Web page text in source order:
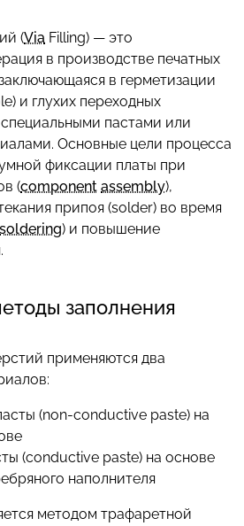
(Via Filling) — это
в производстве печатных
в герметизации
и глухих переходных
специальными пастами или
Основные цели процесса
фиксации платы при
(component assembly),
припоя (solder) во время
soldering) и повышение
заполнения
применяются два
(non-conductive paste) на
(conductive paste) на основе
наполнителя
методом трафаретной